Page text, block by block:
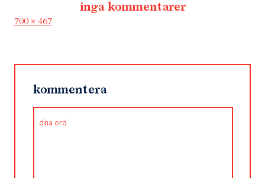
inga kommentarer
Full
700 × 467
kommentera